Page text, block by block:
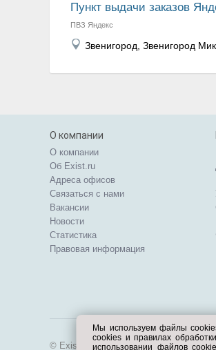
Пункт выдачи заказов
ПВЗ Яндекс
Звенигород, Звенигород
О компании
О компании
Об Exist.ru
Адреса офисов
Связаться с нами
Вакансии
Новости
Статистика
Правовая информация
© Exist.ru 1998—2026
Мы используем файлы
cookies и правилах
использовании файлов